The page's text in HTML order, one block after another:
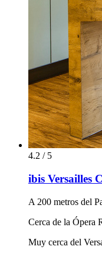
4.2 / 5
ibis Versailles
A 200 metros del
Cerca de la Ópera
Muy cerca del